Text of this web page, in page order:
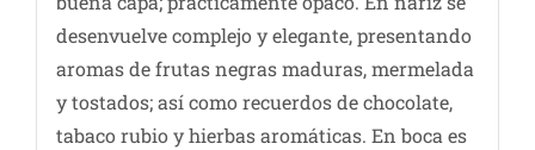
desenvuelve complejo y elegante, presentando
aromas de frutas negras maduras, mermelada
y tostados; así como recuerdos de chocolate,
tabaco rubio y hierbas aromáticas. En boca es